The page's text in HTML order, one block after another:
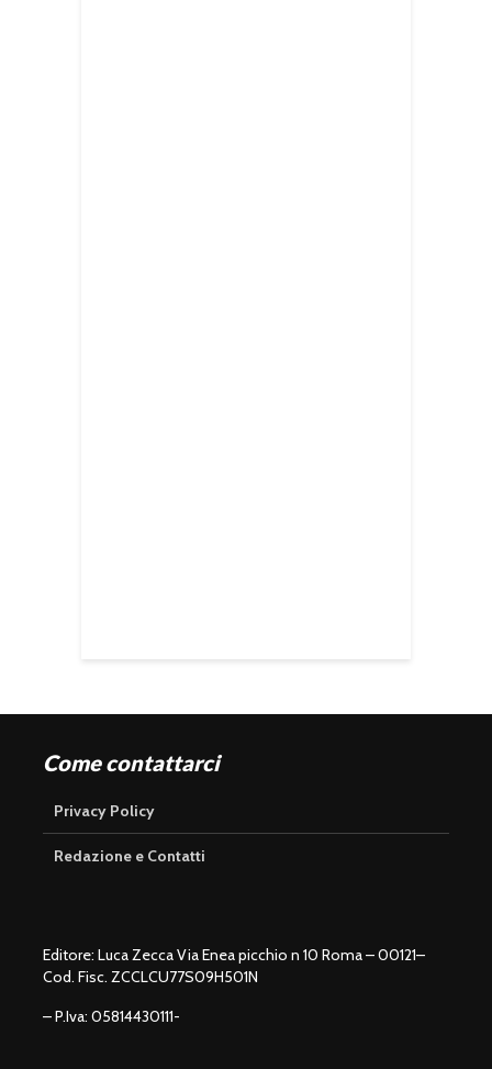
Come contattarci
Privacy Policy
Redazione e Contatti
Editore: Luca Zecca Via Enea picchio n 10 Roma – 00121–
Cod. Fisc. ZCCLCU77S09H501N
– P.Iva: 05814430111-